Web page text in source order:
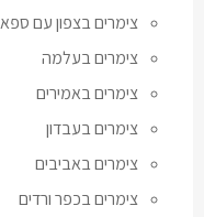
צימרים בצפון עם ספא
צימרים בעלמה
צימרים באמירים
צימרים בעבדון
צימרים באביבים
צימרים בכפר ורדים